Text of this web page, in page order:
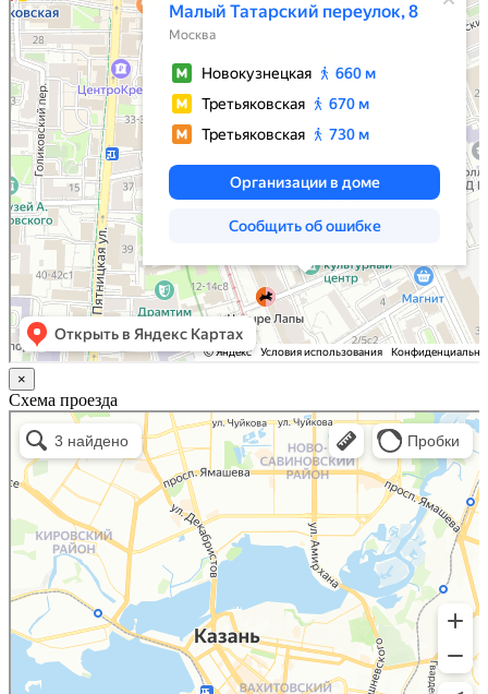
×
Схема проезда
Казань
Малый Татарский переулок, 8 на карте Москвы, ближайшее метро Новокузнецкая —
Яндекс.Карты